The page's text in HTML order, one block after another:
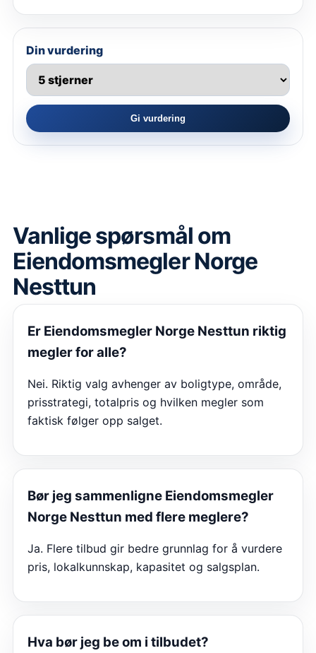
Din vurdering
Gi vurdering
Vanlige spørsmål om
Eiendomsmegler Norge
Nesttun
Er Eiendomsmegler Norge Nesttun riktig
megler for alle?
Nei. Riktig valg avhenger av boligtype, område,
prisstrategi, totalpris og hvilken megler som
faktisk følger opp salget.
Bør jeg sammenligne Eiendomsmegler
Norge Nesttun med flere meglere?
Ja. Flere tilbud gir bedre grunnlag for å vurdere
pris, lokalkunnskap, kapasitet og salgsplan.
Hva bør jeg be om i tilbudet?